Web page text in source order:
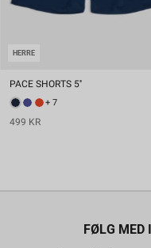
HERRE
PACE SHORTS 5''
+ 7
499 KR
FØLG MED